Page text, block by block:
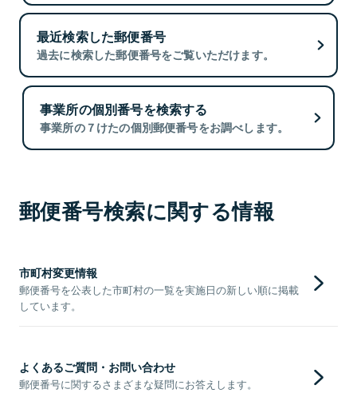
最近検索した郵便番号
過去に検索した郵便番号をご覧いただけます。
事業所の個別番号を検索する
事業所の７けたの個別郵便番号をお調べします。
郵便番号検索に関する情報
市町村変更情報
郵便番号を公表した市町村の一覧を実施日の新しい順に掲載
しています。
よくあるご質問・お問い合わせ
郵便番号に関するさまざまな疑問にお答えします。